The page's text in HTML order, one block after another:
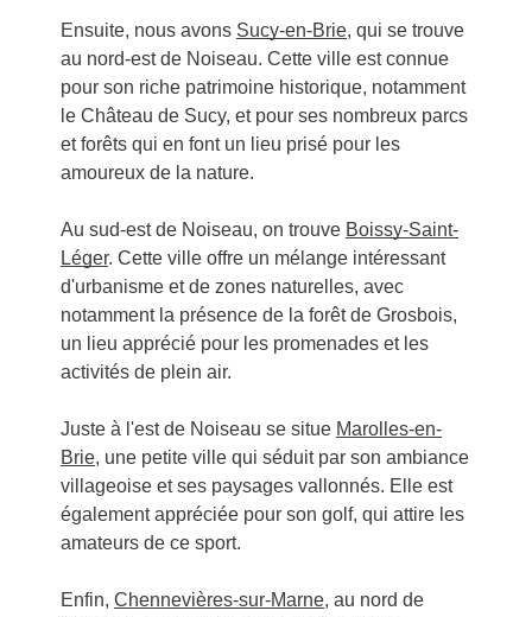
Ensuite, nous avons Sucy-en-Brie, qui se trouve
au nord-est de Noiseau. Cette ville est connue
pour son riche patrimoine historique, notamment
le Château de Sucy, et pour ses nombreux parcs
et forêts qui en font un lieu prisé pour les
amoureux de la nature.
Au sud-est de Noiseau, on trouve Boissy-Saint-
Léger. Cette ville offre un mélange intéressant
d'urbanisme et de zones naturelles, avec
notamment la présence de la forêt de Grosbois,
un lieu apprécié pour les promenades et les
activités de plein air.
Juste à l'est de Noiseau se situe Marolles-en-
Brie, une petite ville qui séduit par son ambiance
villageoise et ses paysages vallonnés. Elle est
également appréciée pour son golf, qui attire les
amateurs de ce sport.
Enfin, Chennevières-sur-Marne, au nord de